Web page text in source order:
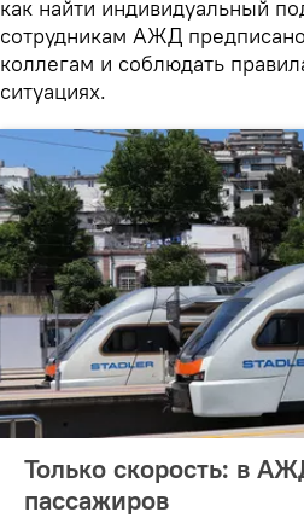
как найти индивидуальный
сотрудникам АЖД
коллегам и соблюдать
ситуациях.
Только скорость: в
пассажиров